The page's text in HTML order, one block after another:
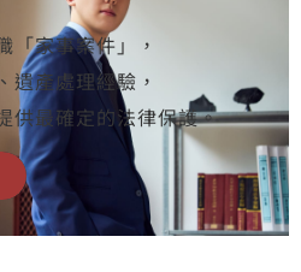
「家事案件」，
遺產處理經驗，
供最確定的法律保護。